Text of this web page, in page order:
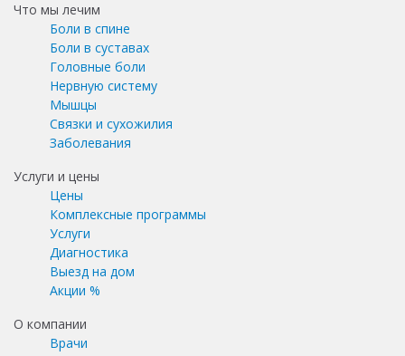
Что мы лечим
Боли в спине
Боли в суставах
Головные боли
Нервную систему
Мышцы
Связки и сухожилия
Заболевания
Услуги и цены
Цены
Комплексные программы
Услуги
Диагностика
Выезд на дом
Акции %
О компании
Врачи